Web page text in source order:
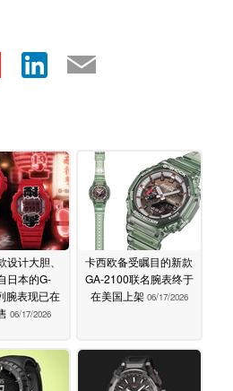
计大胆、
日本的G-
腕表现已在
06/17/2026
卡西欧备受瞩目的新款
GA-2100联名腕表终于
在美国上架 06/17/2026